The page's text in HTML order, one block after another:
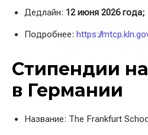
Дедлайн: 12 июня 2026 года;
Подробнее: https://
Стипендии
в Германии
Название: The Frankfurt